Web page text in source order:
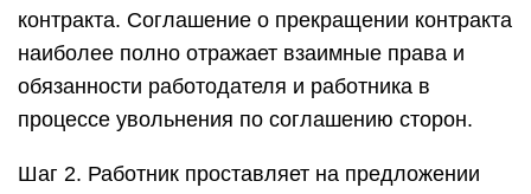
контракта. Соглашение о прекращении контракта
наиболее полно отражает взаимные права и
обязанности работодателя и работника в
процессе увольнения по соглашению сторон.
Шаг 2. Работник проставляет на предложении